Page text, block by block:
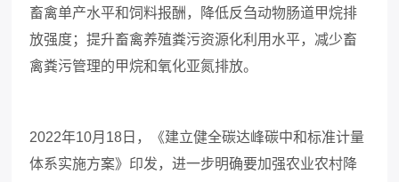
畜禽单产水平和饲料报酬，降低反刍动物肠道甲烷排
放强度；提升畜禽养殖粪污资源化利用水平，减少畜
禽粪污管理的甲烷和氧化亚氮排放。
2022年10月18日，《建立健全碳达峰碳中和标准计量
体系实施方案》印发，进一步明确要加强农业农村降